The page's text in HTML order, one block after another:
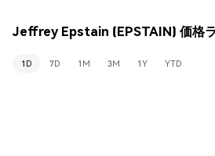
Jeffrey Epstain (EPSTAIN) 価格
1D 7D 1M 3M 1Y YTD